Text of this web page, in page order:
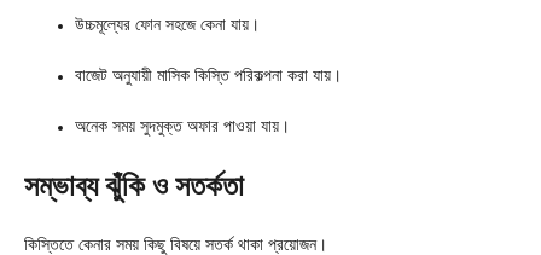
উচ্চমূল্যের ফোন সহজে কেনা যায়।
বাজেট অনুযায়ী মাসিক কিস্তি পরিকল্পনা করা যায়।
অনেক সময় সুদমুক্ত অফার পাওয়া যায়।
সম্ভাব্য ঝুঁকি ও সতর্কতা
কিস্তিতে কেনার সময় কিছু বিষয়ে সতর্ক থাকা প্রয়োজন।